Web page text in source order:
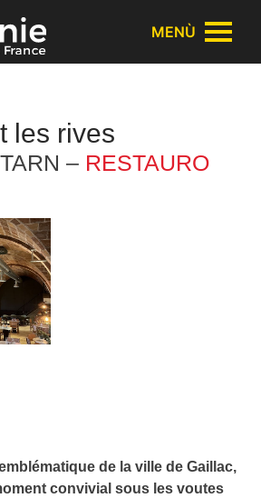
cookies
MENÙ
les rives
– RESTAURO
de la ville de Gaillac,
convivial sous les voutes